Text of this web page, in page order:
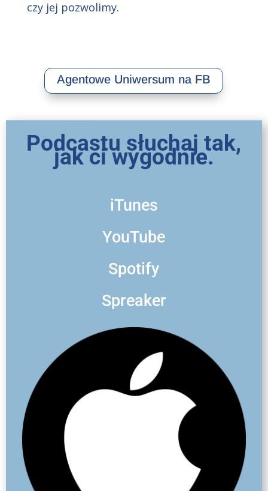
czy jej pozwolimy.
Agentowe Uniwersum na FB
Podcastu słuchaj tak,
jak ci wygodnie.
iTunes
YouTube
Spotify
Spreaker